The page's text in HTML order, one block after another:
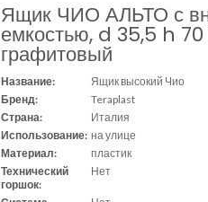
Ящик ЧИО АЛЬТО с
емкостью, d 35,5 h
графитовый
Название:
Ящик высокий Чио
Бренд:
Teraplast
Страна:
Италия
Использование: на улице
Материал:
пластик
Технический
горшок:
Нет